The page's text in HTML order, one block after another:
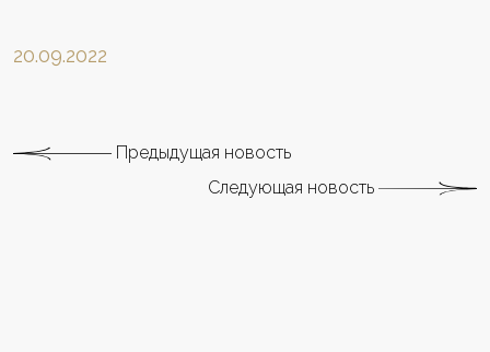
20.09.2022
Предыдущая новость
Следующая новость